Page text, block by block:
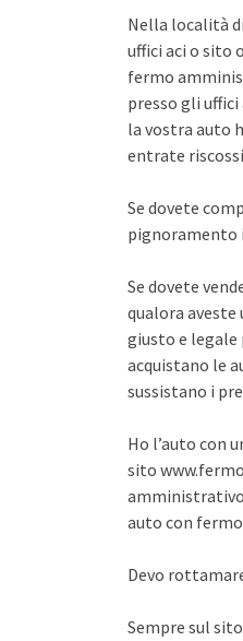
Nella località
uffici aci o sito
fermo
presso gli
la vostra auto
entrate
Se dovete
pignoramento
Se dovete
qualora aveste
giusto e legale
acquistano le
sussistano i
Ho l’auto con
sito
amministrativo
auto con
Devo
Sempre sul